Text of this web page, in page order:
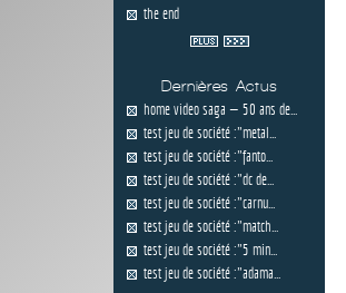
the end
Dernières Actus
home video saga — 50 ans de...
test jeu de société :"metal...
test jeu de société :"fanto...
test jeu de société :"dc de...
test jeu de société :"carnu...
test jeu de société :"match...
test jeu de société :"5 min...
test jeu de société :"adama...